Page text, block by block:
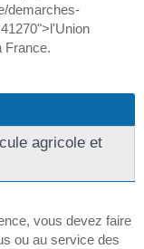
demarches-
France.
agricole et
vous devez faire
ou au service des